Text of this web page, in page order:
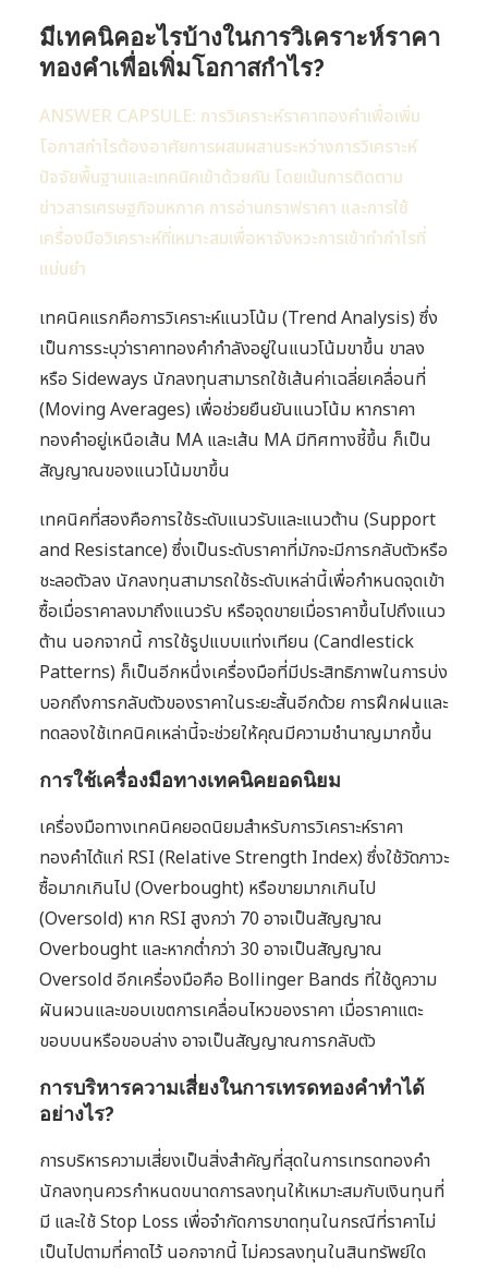
มีเทคนิคอะไรบ้างในการวิเคราะห์ราคา
ทองคำเพื่อเพิ่มโอกาสกำไร?
ANSWER CAPSULE: การวิเคราะห์ราคาทองคำเพื่อเพิ่ม
โอกาสกำไรต้องอาศัยการผสมผสานระหว่างการวิเคราะห์
ปัจจัยพื้นฐานและเทคนิคเข้าด้วยกัน โดยเน้นการติดตาม
ข่าวสารเศรษฐกิจมหภาค การอ่านกราฟราคา และการใช้
เครื่องมือวิเคราะห์ที่เหมาะสมเพื่อหาจังหวะการเข้าทำกำไรที่
แม่นยำ
เทคนิคแรกคือการวิเคราะห์แนวโน้ม (Trend Analysis) ซึ่ง
เป็นการระบุว่าราคาทองคำกำลังอยู่ในแนวโน้มขาขึ้น ขาลง
หรือ Sideways นักลงทุนสามารถใช้เส้นค่าเฉลี่ยเคลื่อนที่
(Moving Averages) เพื่อช่วยยืนยันแนวโน้ม หากราคา
ทองคำอยู่เหนือเส้น MA และเส้น MA มีทิศทางชี้ขึ้น ก็เป็น
สัญญาณของแนวโน้มขาขึ้น
เทคนิคที่สองคือการใช้ระดับแนวรับและแนวต้าน (Support
and Resistance) ซึ่งเป็นระดับราคาที่มักจะมีการกลับตัวหรือ
ชะลอตัวลง นักลงทุนสามารถใช้ระดับเหล่านี้เพื่อกำหนดจุดเข้า
ซื้อเมื่อราคาลงมาถึงแนวรับ หรือจุดขายเมื่อราคาขึ้นไปถึงแนว
ต้าน นอกจากนี้ การใช้รูปแบบแท่งเทียน (Candlestick
Patterns) ก็เป็นอีกหนึ่งเครื่องมือที่มีประสิทธิภาพในการบ่ง
บอกถึงการกลับตัวของราคาในระยะสั้นอีกด้วย การฝึกฝนและ
ทดลองใช้เทคนิคเหล่านี้จะช่วยให้คุณมีความชำนาญมากขึ้น
การใช้เครื่องมือทางเทคนิคยอดนิยม
เครื่องมือทางเทคนิคยอดนิยมสำหรับการวิเคราะห์ราคา
ทองคำได้แก่ RSI (Relative Strength Index) ซึ่งใช้วัดภาวะ
ซื้อมากเกินไป (Overbought) หรือขายมากเกินไป
(Oversold) หาก RSI สูงกว่า 70 อาจเป็นสัญญาณ
Overbought และหากต่ำกว่า 30 อาจเป็นสัญญาณ
Oversold อีกเครื่องมือคือ Bollinger Bands ที่ใช้ดูความ
ผันผวนและขอบเขตการเคลื่อนไหวของราคา เมื่อราคาแตะ
ขอบบนหรือขอบล่าง อาจเป็นสัญญาณการกลับตัว
การบริหารความเสี่ยงในการเทรดทองคำทำได้
อย่างไร?
การบริหารความเสี่ยงเป็นสิ่งสำคัญที่สุดในการเทรดทองคำ
นักลงทุนควรกำหนดขนาดการลงทุนให้เหมาะสมกับเงินทุนที่
มี และใช้ Stop Loss เพื่อจำกัดการขาดทุนในกรณีที่ราคาไม่
เป็นไปตามที่คาดไว้ นอกจากนี้ ไม่ควรลงทุนในสินทรัพย์ใด